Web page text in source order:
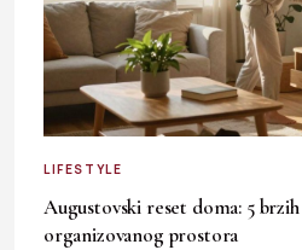
LIFESTYLE
Augustovski reset doma: 5
organizovanog prostora